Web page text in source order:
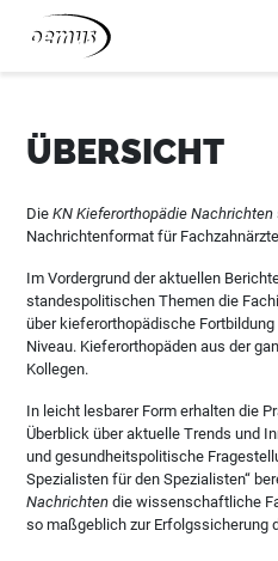
Zum Inhalt springen
ÜBERSICHT
DieKN Kieferorthopädie Nachrichten
Nachrichtenformat für
Im Vordergrund der aktuellen
standespolitischen Themen die
über kieferorthopädische
Niveau. Kieferorthopäden aus der
Kollegen.
In leicht lesbarer Form erhalten die
Überblick über aktuelle Trends und
und gesundheitspolitische
Spezialisten für den Spezialisten“
Nachrichten die wissenschaftliche
so maßgeblich zur Erfolgssicherung